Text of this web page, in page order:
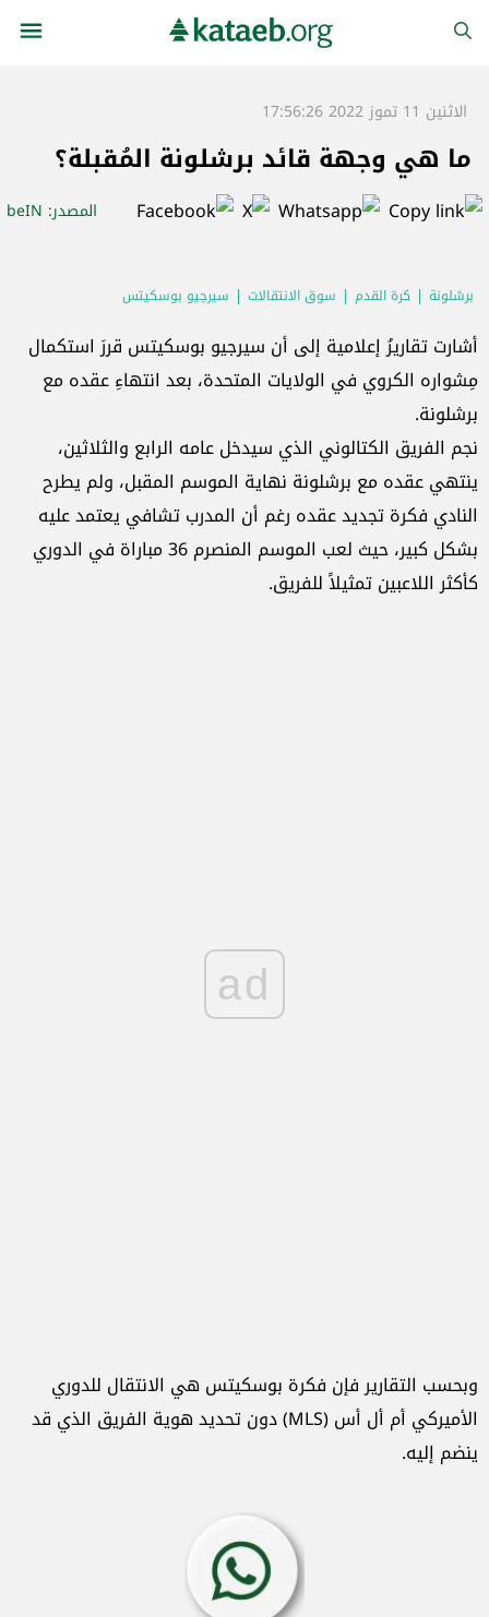
الاثنين 11 تموز 2022 17:56:26
ما هي وجهة قائد برشلونة المُقبلة؟
المصدر: beIN
برشلونة كرة القدم سوق الانتقالات سيرجيو بوسكيتس
أشارت تقاريرُ إعلامية إلى أن سيرجيو بوسكيتس قررَ استكمال
مِشواره الكروي في الولايات المتحدة، بعد انتهاءِ عقده مع
برشلونة.
نجم الفريق الكتالوني الذي سيدخل عامه الرابع والثلاثين،
ينتهي عقده مع برشلونة نهاية الموسم المقبل، ولم يطرح
النادي فكرة تجديد عقده رغم أن المدرب تشافي يعتمد عليه
بشكل كبير، حيث لعب الموسم المنصرم 36 مباراة في الدوري
كأكثر اللاعبين تمثيلاً للفريق.
ad
وبحسب التقارير فإن فكرة بوسكيتس هي الانتقال للدوري
الأميركي أم أل أس (MLS) دون تحديد هوية الفريق الذي قد
ينضم إليه.